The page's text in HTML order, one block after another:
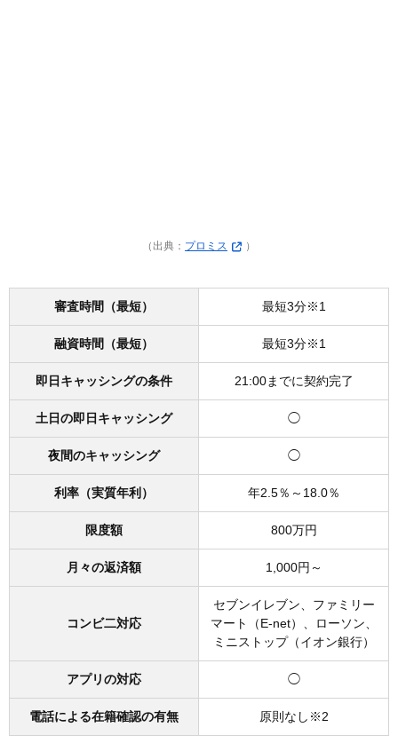
（出典： プロミス ）
審査時間（最短） 最短3分※1
融資時間（最短） 最短3分※1
即日キャッシングの条件 21:00までに契約完了
土日の即日キャッシング ◯
夜間のキャッシング ◯
利率（実質年利） 年2.5％～18.0％
限度額 800万円
月々の返済額 1,000円～
コンビ二対応
セブンイレブン、ファミリー
マート（E-net）、ローソン、
ミニストップ（イオン銀行）
アプリの対応 ◯
電話による在籍確認の有無 原則なし※2